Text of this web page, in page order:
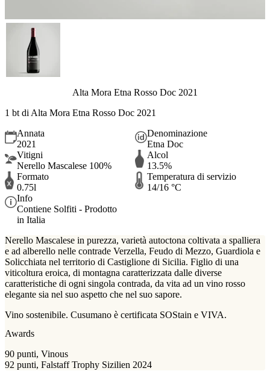
Alta Mora Etna Rosso Doc 2021
1 bt di Alta Mora Etna Rosso Doc 2021
Annata
2021
Denominazione
Etna Doc
Vitigni
Nerello Mascalese 100%
Alcol
13.5%
Formato
0.75l
Temperatura di servizio
14/16 °C
Info
Contiene Solfiti - Prodotto
in Italia
Nerello Mascalese in purezza, varietà autoctona coltivata a spalliera
e ad alberello nelle contrade Verzella, Feudo di Mezzo, Guardiola e
Solicchiata nel territorio di Castiglione di Sicilia. Figlio di una
viticoltura eroica, di montagna caratterizzata dalle diverse
caratteristiche di ogni singola contrada, da vita ad un vino rosso
elegante sia nel suo aspetto che nel suo sapore.
Vino sostenibile. Cusumano è certificata SOStain e VIVA.
Awards
90 punti, Vinous
92 punti, Falstaff Trophy Sizilien 2024